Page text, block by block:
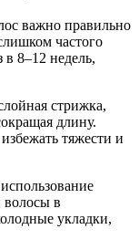
важно правильно
частого
в 8–12 недель,
стрижка,
длину.
тяжести и
волосы в
укладки,